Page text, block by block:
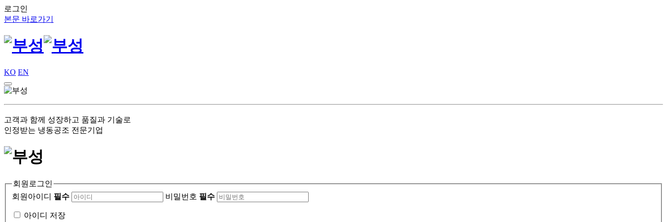
로그인
본문 바로가기
KO EN
고객과 함께 성장하고 품질과 기술로
인정받는 냉동공조 전문기업
회원로그인
회원아이디 필수 비밀번호 필수
아이디 저장